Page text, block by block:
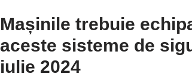
Mașinile trebuie
aceste sisteme de
iulie 2024